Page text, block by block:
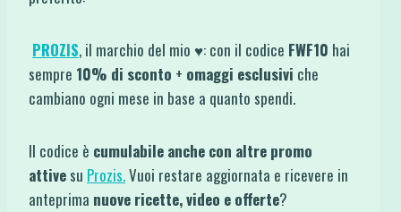
PROZIS, il marchio del mio ♥: con il codice FWF10 hai
sempre 10% di sconto + omaggi esclusivi che
cambiano ogni mese in base a quanto spendi.
Il codice è cumulabile anche con altre promo
attive su Prozis.Vuoi restare aggiornata e ricevere in
anteprima nuove ricette, video e offerte?